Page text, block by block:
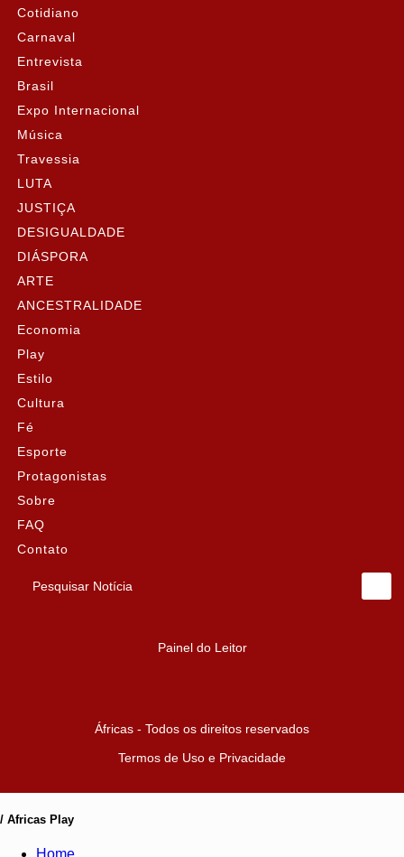
Cotidiano
Carnaval
Entrevista
Brasil
Expo Internacional
Música
Travessia
LUTA
JUSTIÇA
DESIGUALDADE
DIÁSPORA
ARTE
ANCESTRALIDADE
Economia
Play
Estilo
Cultura
Fé
Esporte
Protagonistas
Sobre
FAQ
Contato
Pesquisar Notícia
Painel do Leitor
Áfricas - Todos os direitos reservados
Termos de Uso e Privacidade
/ Africas Play